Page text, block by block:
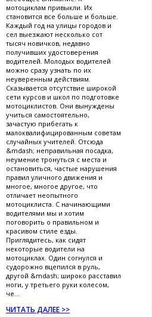
мотоциклам привыкли. Их
становится все больше и больше.
Каждый год на улицы городов и
сел выезжают несколько сот
тысяч новичков, недавно
получивших удостоверения
водителей. Молодых водителей
можно сразу узнать по их
неуверенным действиям.
Сказывается отсутствие широкой
сети курсов и школ по подготовке
мотоциклистов. Они вынуждены
учиться самостоятельно,
зачастую прибегать к
малоквалифицированным советам
случайных учителей. Отсюда
&mdash; неправильная посадка,
неумение тронуться с места и
остановиться, частые нарушения
правил уличного движения и
многое, многое другое, что
отличает неопытного
мотоциклиста. С начинающими
водителями мы и хотим
поговорить о правильном и
красивом стиле езды.
Приглядитесь, как сидят
некоторые водители на
мотоциклах. Один согнулся и
судорожно вцепился в руль,
другой &mdash; широко расставил
ноги, у третьего руки колесом,
че...
ЧИТАТЬ ДАЛЕЕ >>